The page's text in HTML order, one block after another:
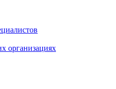
организациях